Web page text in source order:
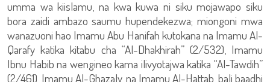
umma wa kiislamu, na kwa kuwa ni siku mojawapo siku
bora zaidi ambazo saumu hupendekezwa; miongoni mwa
wanazuoni hao Imamu Abu Hanifah kutokana na Imamu Al-
Qarafy katika kitabu cha “Al-Dhakhirah” (2/532), Imamu
Ibnu Habib na wengineo kama ilivyotajwa katika “Al-Tawdih”
(2/461), Imamu Al-Ghazaly, na Imamu Al-Hattab, bali baadhi